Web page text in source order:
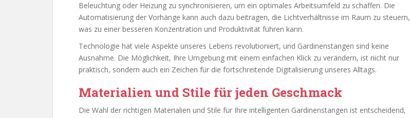
Beleuchtung oder Heizung zu synchronisieren, um ein optimales Arbeitsumfeld zu schaffen. Die
Automatisierung der Vorhänge kann auch dazu beitragen, die Lichtverhältnisse im Raum zu steuern,
was zu einer besseren Konzentration und Produktivität führen kann.
Technologie hat viele Aspekte unseres Lebens revolutioniert, und Gardinenstangen sind keine
Ausnahme. Die Möglichkeit, Ihre Umgebung mit einem einfachen Klick zu verändern, ist nicht nur
praktisch, sondern auch ein Zeichen für die fortschreitende Digitalisierung unseres Alltags.
Materialien und Stile für jeden Geschmack
Die Wahl der richtigen Materialien und Stile für Ihre intelligenten Gardinenstangen ist entscheidend,